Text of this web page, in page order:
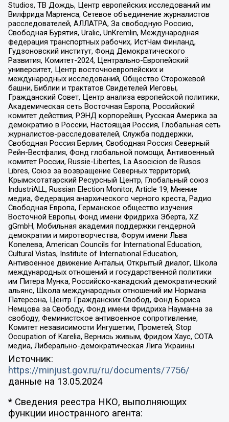
Studios, ТВ Дождь, Центр европейских исследований им
Вилфрида Мартенса, Сетевое объединение журналистов
расследователей, АЛЛАТРА, За свободную Россию,
Свободная Бурятия, Uralic, UnKremlin, Международная
федерация транспортных рабочих, ИстЧам Финланд,
Гудзоновский институт, Фонд Демократического
Развития, Комитет-2024, Центрально-Европейский
университет, Центр восточноевропейских и
международных исследований, Общество Сторожевой
башни, Библии и трактатов Свидетелей Иеговы,
Гражданский Совет, Центр анализа европейской политики,
Академическая сеть Восточная Европа, Российский
комитет действия, РЭНД корпорейшн, Русская Америка за
демократию в России, Настоящая Россия, Глобальная сеть
журналистов-расследователей, Служба поддержки,
Свободная Россия Берлин, Свободная Россия Северный
Рейн-Вестфалия, Фонд глобальной помощи, Антивоенный
комитет России, Russie-Libertes, La Asocicion de Rusos
Libres, Союз за возвращение Северных территорий,
Крымскотатарский Ресурсный Центр, Глобальный союз
IndustriALL, Russian Election Monitor, Article 19, Мнение
медиа, Федерация анархического черного креста, Радио
Свободная Европа, Германское общество изучения
Восточной Европы, Фонд имени Фридриха Эберта, XZ
gGmbH, Мобильная академия поддержки гендерной
демократии и миротворчества, Форум имени Льва
Копелева, American Councils for International Education,
Cultural Vistas, Institute of International Education,
Антивоенное движение Антальи, Открытый диалог, Школа
международных отношений и государственной политики
им Питера Мунка, Российско-канадский демократический
альянс, Школа международных отношений им Нормана
Патерсона, Центр Гражданских Свобод, Фонд Бориса
Немцова за Свободу, Фонд имени Фридриха Науманна за
свободу, Феминистское антивоенное сопротивление,
Комитет независимости Ингушетии, Прометей, Stop
Occupation of Karelia, Вернись живым, Фридом Хаус, СОТА
медиа, Либерально-демократическая Лига Украины
Источник:
https://minjust.gov.ru/ru/documents/7756/
данные на 13.05.2024
* Сведения реестра НКО, выполняющих
функции иностранного агента: